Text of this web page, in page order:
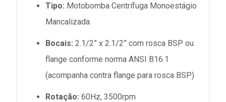
Tipo: Motobomba Centrífuga Monoestágio
Mancalizada
Bocais: 2.1/2” x 2.1/2” com rosca BSP ou
flange conforme norma ANSI B16.1
(acompanha contra flange para rosca BSP)
Rotação: 60Hz, 3500rpm